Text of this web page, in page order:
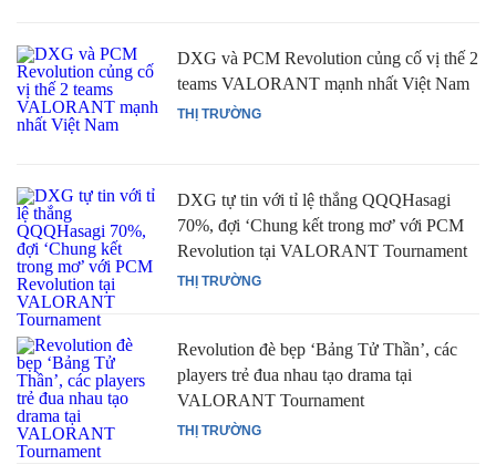
THỊ TRƯỜNG
DXG và PCM Revolution củng cố vị thế 2
teams VALORANT mạnh nhất Việt Nam
THỊ TRƯỜNG
DXG tự tin với tỉ lệ thắng QQQHasagi
70%, đợi ‘Chung kết trong mơ’ với PCM
Revolution tại VALORANT Tournament
THỊ TRƯỜNG
Revolution đè bẹp ‘Bảng Tử Thần’, các
players trẻ đua nhau tạo drama tại
VALORANT Tournament